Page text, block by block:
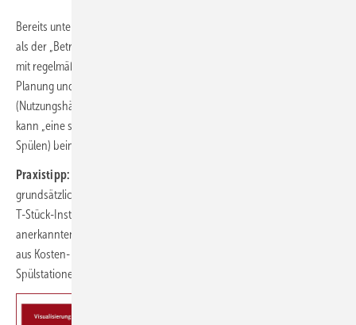
Bereits unter „Begriffe“ wird der bestimmungsgemäße Betrieb definiert
als der „Betrieb der Trinkwasser-Installation über alle Entnahmestellen
mit regelmäßiger Kontrolle auf Funktion […] unter Einhaltung der zur
Planung und Errichtung zugrunde gelegten Betriebsbedingungen
(Nutzungshäufigkeiten, Entnahmemengen, Gleichzeitigkeiten)“. Dies
kann „eine simulierte Entnahme (manuelles oder automatisiertes
Spülen) beinhalten“.
Praxistipp:
grundsätzlich über alle Entnahmestellen erfolgen muss. Dadurch sind
T-Stück-Installationen – die nie den Status einer allgemein
anerkannten Regel der Technik (a. a. R. d. T.) verloren haben – gerade
aus Kosten- und Hygienegründen oftmals die erste Wahl, während
Spülstationen verzichtbar werden.